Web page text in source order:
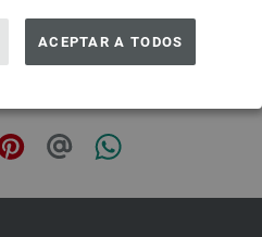
ACEPTAR A TODOS